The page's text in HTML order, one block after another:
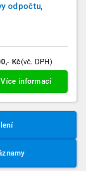
odpočtu,
Kč(vč. DPH)
Více informací